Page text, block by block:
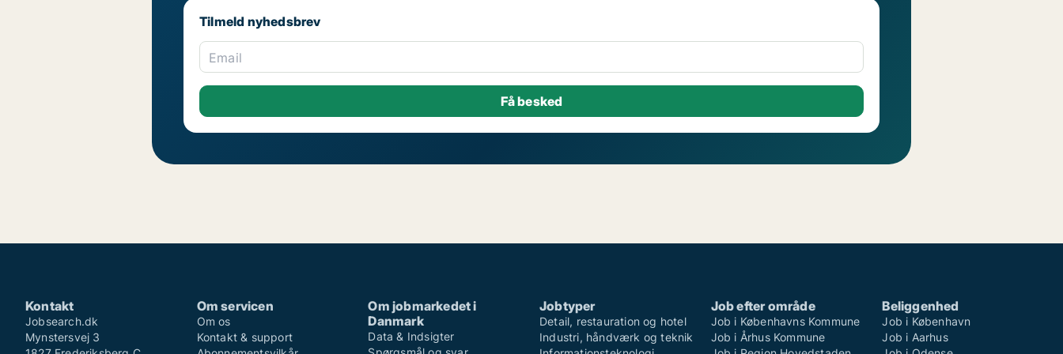
Tilmeld nyhedsbrev
Email
Kontakt
Jobsearch.dk
Mynstersvej 3
Om servicen
Om os
Kontakt & support
Om jobmarkedet i
Danmark
Data & Indsigter
Jobtyper
Detail, restauration og hotel
Industri, håndværk og teknik
Job efter område
Job i Københavns Kommune
Job i Århus Kommune
Beliggenhed
Job i København
Job i Aarhus